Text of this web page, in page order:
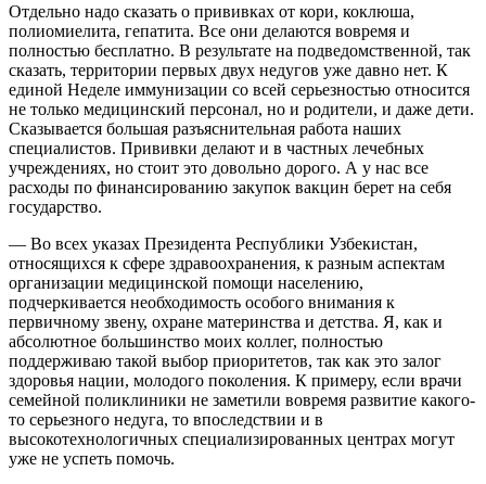
Отдельно надо сказать о прививках от кори, коклюша,
полиомиелита, гепатита. Все они делаются вовремя и
полностью бесплатно. В результате на подведомственной, так
сказать, территории первых двух недугов уже давно нет. К
единой Неделе иммунизации со всей серьезностью относится
не только медицинский персонал, но и родители, и даже дети.
Сказывается большая разъяснительная работа наших
специалистов. Прививки делают и в частных лечебных
учреждениях, но стоит это довольно дорого. А у нас все
расходы по финансированию закупок вакцин берет на себя
государство.
— Во всех указах Президента Республики Узбекистан,
относящихся к сфере здравоохранения, к разным аспектам
организации медицинской помощи населению,
подчеркивается необходимость особого внимания к
первичному звену, охране материнства и детства. Я, как и
абсолютное большинство моих коллег, полностью
поддерживаю такой выбор приоритетов, так как это залог
здоровья нации, молодого поколения. К примеру, если врачи
семейной поликлиники не заметили вовремя развитие какого-
то серьезного недуга, то впоследствии и в
высокотехнологичных специализированных центрах могут
уже не успеть помочь.